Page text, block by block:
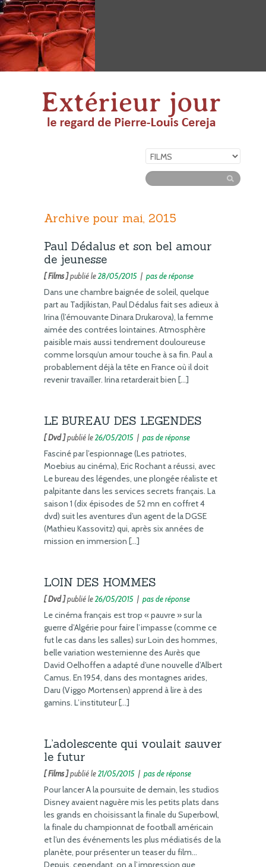
Archive pour mai, 2015
Paul Dédalus et son bel amour
de jeunesse
[ Films ]publié le28/05/2015 | pas de réponse
Dans une chambre baignée de soleil, quelque
part au Tadjikistan, Paul Dédalus fait ses adieux à
Irina (l’émouvante Dinara Drukarova), la femme
aimée des contrées lointaines. Atmosphère
paisible mais aussi tendrement douloureuse
comme lorsqu’un amour touche à sa fin. Paul a
probablement déjà la tête en France où il doit
revenir travailler. Irina retarderait bien […]
LE BUREAU DES LEGENDES
[ Dvd ]publié le26/05/2015 | pas de réponse
Fasciné par l’espionnage (Les patriotes,
Moebius au cinéma), Eric Rochant a réussi, avec
Le bureau des légendes, une plongée réaliste et
palpitante dans les services secrets français. La
saison 1 (dix épisodes de 52 mn en coffret 4
dvd) suit les aventures d’un agent de la DGSE
(Mathieu Kassovitz) qui, après six années de
mission en immersion […]
LOIN DES HOMMES
[ Dvd ]publié le26/05/2015 | pas de réponse
Le cinéma français est trop « pauvre » sur la
guerre d’Algérie pour faire l’impasse (comme ce
fut le cas dans les salles) sur Loin des hommes,
belle variation westernienne des Aurès que
David Oelhoffen a adapté d’une nouvelle d’Albert
Camus. En 1954, dans des montagnes arides,
Daru (Viggo Mortensen) apprend à lire à des
gamins. L’instituteur […]
L’adolescente qui voulait sauver
le futur
[ Films ]publié le21/05/2015 | pas de réponse
Pour lancer A la poursuite de demain, les studios
Disney avaient naguère mis les petits plats dans
les grands en choisissant la finale du Superbowl,
la finale du championnat de football américain
et l’un des événements les plus médiatisés de la
planète, pour présenter un teaser du film…
Depuis, cependant, on a l’impression que